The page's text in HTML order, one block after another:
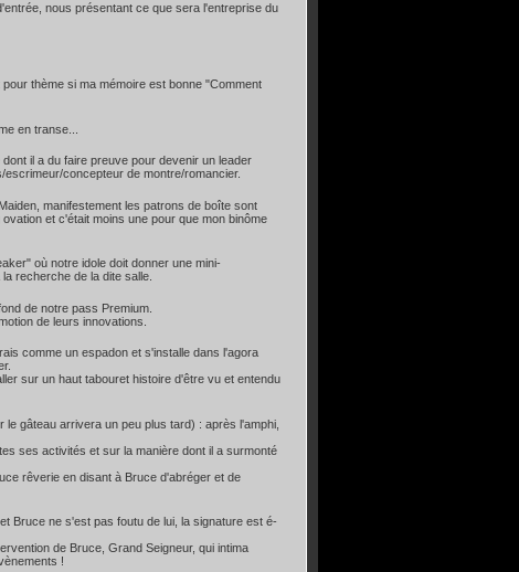
nous présentant ce que sera l'entreprise du
thème si ma mémoire est bonne "Comment
en transe...
il a du faire preuve pour devenir un leader
concepteur de montre/romancier.
manifestement les patrons de boîte sont
et c'était moins une pour que mon binôme
où notre idole doit donner une mini-
recherche de la dite salle.
de notre pass Premium.
de leurs innovations.
comme un espadon et s'installe dans l'agora
sur un haut tabouret histoire d'être vu et entendu
gâteau arrivera un peu plus tard) : après l'amphi,
ses activités et sur la manière dont il a surmonté
rêverie en disant à Bruce d'abréger et de
Bruce ne s'est pas foutu de lui, la signature est é-
de Bruce, Grand Seigneur, qui intima
!